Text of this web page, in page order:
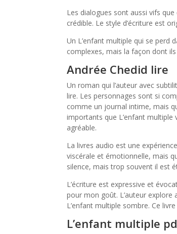
Les dialogues sont aussi vifs
crédible. Le style d’écriture est
Un L’enfant multiple qui se perd
complexes, mais la façon dont
Andrée Chedid lire
Un roman qui l’auteur avec
lire. Les personnages sont si
comme un journal intime, mais
importants que L’enfant multiple
agréable.
La livres audio est une
viscérale et émotionnelle, mais
silence, mais trop souvent il est
L’écriture est expressive et
pour mon goût. L’auteur
L’enfant multiple sombre. Ce
L’enfant multiple